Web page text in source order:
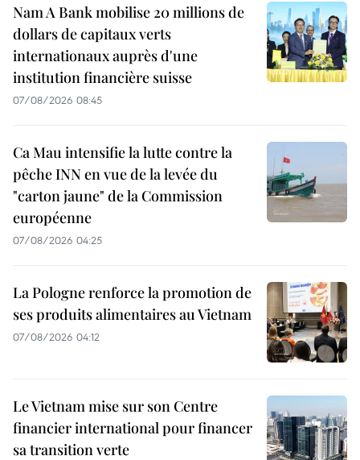
Nam A Bank mobilise 20 millions de
dollars de capitaux verts
internationaux auprès d'une
institution financière suisse
07/08/2026 08:45
Ca Mau intensifie la lutte contre la
pêche INN en vue de la levée du
"carton jaune" de la Commission
européenne
07/08/2026 04:25
La Pologne renforce la promotion de
ses produits alimentaires au Vietnam
07/08/2026 04:12
Le Vietnam mise sur son Centre
financier international pour financer
sa transition verte